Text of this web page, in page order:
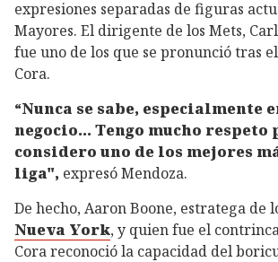
expresiones separadas de figuras
Mayores. El dirigente de los Mets,
fue uno de los que se pronunció tras
Cora.
“Nunca se sabe, especialmente
negocio… Tengo mucho respeto
considero uno de los mejores
liga", expresó Mendoza.
De hecho, Aaron Boone, estratega de
Nueva York, y quien fue el
Cora reconoció la capacidad del